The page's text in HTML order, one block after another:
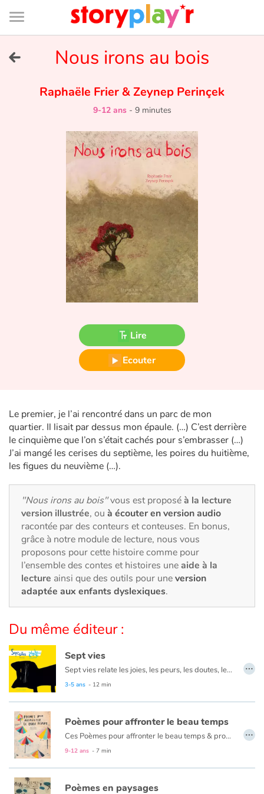
Connexion
Bibliothèque
de
page
Tester gratuitement
Bibliothèque
Contes d'ici et d'ailleurs
Fable, mythe, littérature et poésie
Princesses et princes, rois, reines et dragons
Ogres, monstres et sorcières
Héroïnes et héros
Les animaux
Voyage, épopée, enquête, aventure
Autour du monde
Apprentissage
Art, espace, activité
Documentaires
En famille
À l'école
Fêtes et évènements
Amour et amitié
Sujets de société
Nous irons au bois
Raphaële Frier&Zeynep Perinçek
9-12 ans- 9 minutes
Lire
Ecouter
Le premier, je l’ai rencontré dans un parc de mon
quartier. Il lisait par dessus mon épaule. (…) C’est derrière
le cinquième que l’on s’était cachés pour s’embrasser (…)
J’ai mangé les cerises du septième, les poires du huitième,
les figues du neuvième (…).
"Nous irons au bois"vous est proposéà la lecture
version illustrée, ou à écouter en version audio
racontée par des conteurs et conteuses. En bonus,
grâce à notre module de lecture, nous vous
proposons pour cette histoire comme pour
l’ensemble des contes et histoires uneaide à la
lecture ainsi que des outils pour uneversion
adaptée aux enfants dyslexiques.
Du même éditeur :
Sept vies
Sept vies relate les joies, les peurs, les doutes, les pensées d’un chat aux multiples visages et aux représentations aussi diverses que ses états d’âmes. Le chat, métaphore de l’enfant, tente de se définir et de se comprendre : à qui ressemble-t-il ? De qui hérite-t-il ? Qui aime-t-il ? Qui est-il vraiment ? Comment être unique et si multiple à la fois…
3-5 ans - 12 min
…
Poèmes pour affronter le beau temps
Ces Poèmes pour affronter le beau temps & profiter du mauvais sont des considérations humoristiques sur le temps qui passe et la scansion des saisons. La forme répond au fond du texte : ainsi le mot tunnel devient-il graphique grâce à deux -nn- agrandis. Le mauvais temps, quant à lui, s’écrit en gouttes de pluie.
9-12 ans - 7 min
…
Poèmes en paysages